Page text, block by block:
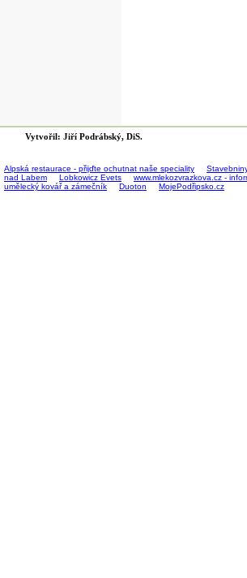
Vytvořil: Jiří Podrábský, DiS.
Alpská restaurace - přijďte ochutnat naše speciality
nad Labem
Lobkowicz Evets
www.mlekozvrazkova.cz -
umělecký kovář a zámečník
Duoton MojePodřipsko.cz